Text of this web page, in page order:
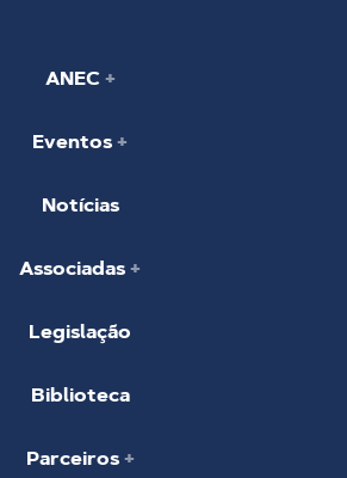
ANEC
Eventos
Notícias
Associadas
Legislação
Biblioteca
Parceiros